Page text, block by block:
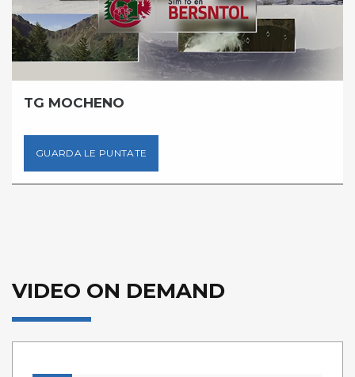
TG MOCHENO
GUARDA LE PUNTATE
VIDEO ON DEMAND